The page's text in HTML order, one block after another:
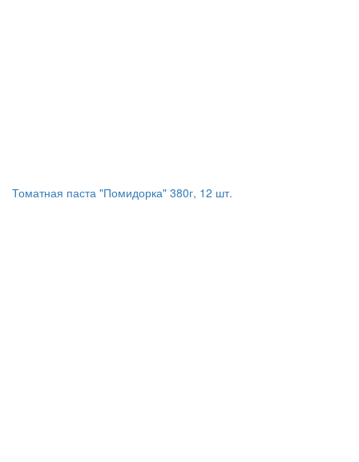
Томатная паста "Помидорка" 380г, 12 шт.